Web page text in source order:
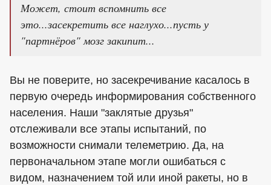
Может, стоит вспомнить все
это...засекретить все наглухо...пусть у
"партнёров" мозг закипит...
Вы не поверите, но засекречивание касалось в
первую очередь информирования собственного
населения. Наши "заклятые друзья"
отслеживали все этапы испытаний, по
возможности снимали телеметрию. Да, на
первоначальном этапе могли ошибаться с
видом, назначением той или иной ракеты, но в